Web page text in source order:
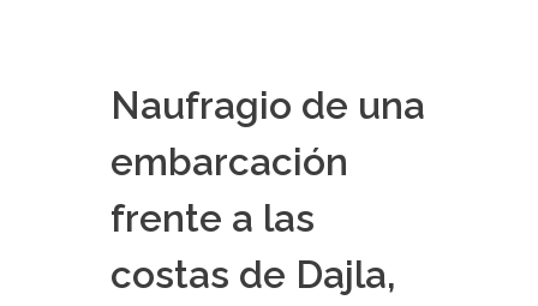
Naufragio de una
embarcación
frente a las
costas de Dajla,